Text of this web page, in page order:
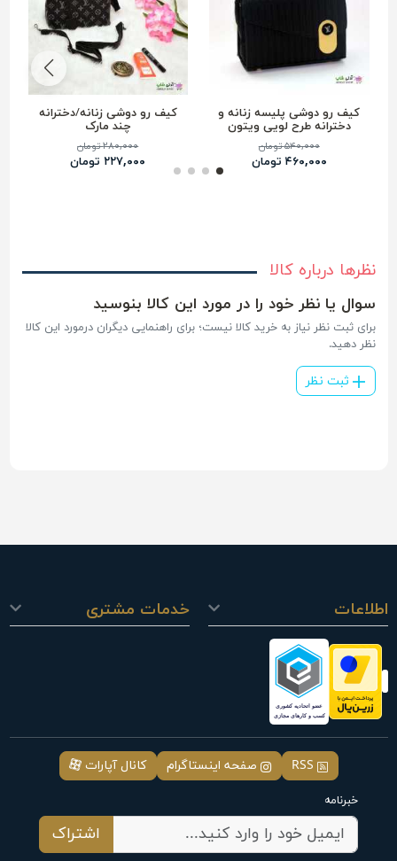
کیف رو دوشی پلیسه زنانه و
دخترانه طرح لویی ویتون
۵۴۰,۰۰۰ تومان
۴۶۰,۰۰۰ تومان
کیف رو دوشی زنانه/دخترانه
چند مارک
۲۸۰,۰۰۰ تومان
۲۲۷,۰۰۰ تومان
نظرها درباره کالا
سوال یا نظر خود را در مورد این کالا بنوسید
برای ثبت نظر نیاز به خرید کالا نیست؛ برای راهنمایی دیگران درمورد این کالا
نظر دهید.
ثبت نظر
اطلاعات خدمات مشتری
RSS صفحه اینستاگرام کانال آپارات
خبرنامه
اشتراک